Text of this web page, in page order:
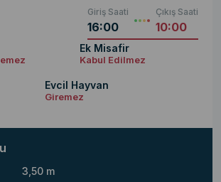
Giriş Saati
16:00
Çıkış Saati
10:00
Ek Misafir
Kabul Edilmez
Evcil Hayvan
Giremez
3,50 m